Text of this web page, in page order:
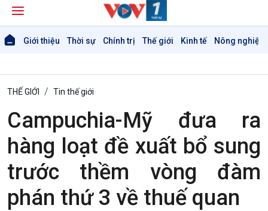
Giới thiệu Thời sự Chính trị Thế giới Kinh tế Nông nghiệp
THẾ GIỚI Tin thế giới
Campuchia-Mỹ đưa ra
hàng loạt đề xuất bổ sung
trước thềm vòng đàm
phán thứ 3 về thuế quan